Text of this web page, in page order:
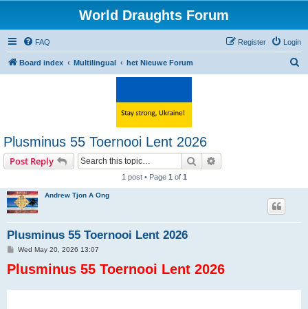
World Draughts Forum
FAQ Login
Register
Board index Multilingual het Nieuwe Forum
Plusminus 55 Toernooi Lent 2026
Post Reply Search
1 post • Page 1 of 1
Andrew Tjon A Ong
Plusminus 55 Toernooi Lent 2026
P
s
t
Wed May 20, 2026 13:07
Plusminus 55 Toernooi Lent 2026